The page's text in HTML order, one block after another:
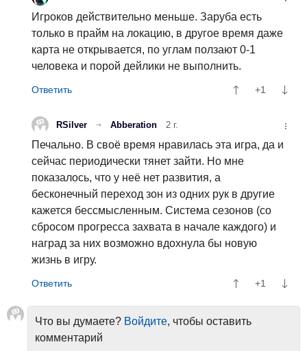
Игроков действительно меньше. Заруба есть
только в прайм на локацию, в другое время даже
карта не открывается, по углам ползают 0-1
человека и порой дейлики не выполнить.
+1
RSilver Abberation 2 г.
Печально. В своё время нравилась эта игра, да и
сейчас периодически тянет зайти. Но мне
показалось, что у неё нет развития, а
бесконечный переход зон из одних рук в другие
кажется бессмысленным. Система сезонов (со
сбросом прогресса захвата в начале каждого) и
наград за них возможно вдохнула бы новую
жизнь в игру.
+1
Что вы думаете? Войдите, чтобы оставить
комментарий